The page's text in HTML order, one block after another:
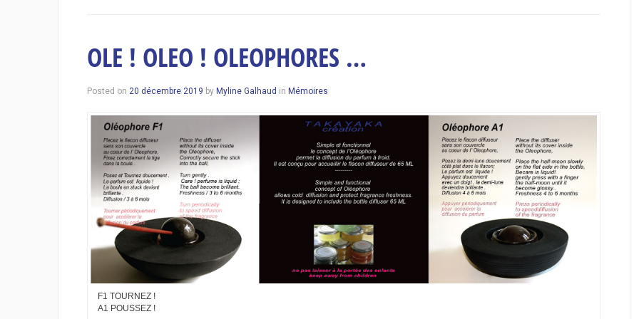
OLE ! OLEO ! OLEOPHORES …
Posted on 20 décembre 2019 by Myline Galhaud in Mémoires
F1 TOURNEZ !
A1 POUSSEZ !